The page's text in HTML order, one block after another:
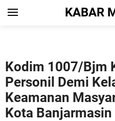
KABAR
Kodim 1007/Bjm
Personil Demi
Keamanan
Kota Banjarmasin